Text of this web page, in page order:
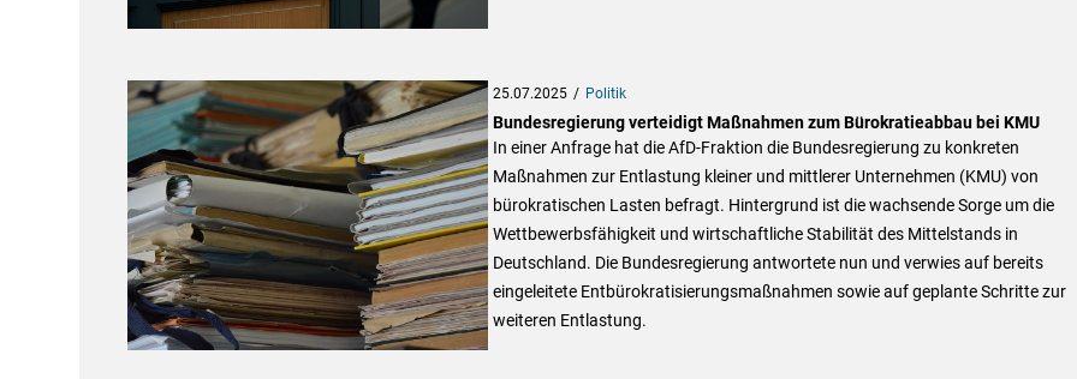
25.07.2025 Politik
Bundesregierung verteidigt Maßnahmen zum Bürokratieabbau bei KMU
In einer Anfrage hat die AfD-Fraktion die Bundesregierung zu konkreten
Maßnahmen zur Entlastung kleiner und mittlerer Unternehmen (KMU) von
bürokratischen Lasten befragt. Hintergrund ist die wachsende Sorge um die
Wettbewerbsfähigkeit und wirtschaftliche Stabilität des Mittelstands in
Deutschland. Die Bundesregierung antwortete nun und verwies auf bereits
eingeleitete Entbürokratisierungsmaßnahmen sowie auf geplante Schritte zur
weiteren Entlastung.